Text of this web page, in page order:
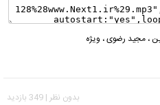
، مجید رضوی، ویژه
بدون نظر | 349 بازدید